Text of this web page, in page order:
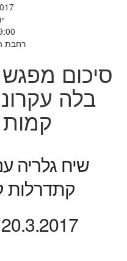
רחבת
סיכום
בלה
קמות
שיח גלריה
קתדרלות
20.3.2017 בשעה 16:00